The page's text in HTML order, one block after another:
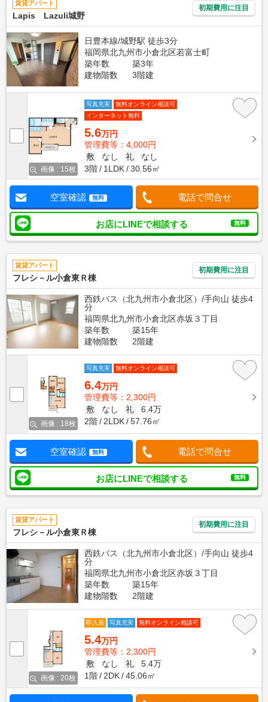
賃貸アパート
Lapis Lazuli城野
初期費用に注目
日豊本線/城野駅 徒歩3分
福岡県北九州市小倉北区若富士町
築年数
築3年
建物階数
3階建
画像 : 15枚
写真充実
無料オンライン相談可
インターネット無料
5.6万円
管理費等：4,000円
敷
なし 礼
なし
3階
1LDK 30.56㎡
空室確認 無料 電話で問合せ
お店にLINEで相談する 無料
賃貸アパート
フレシ－ル小倉東Ｒ棟
初期費用に注目
西鉄バス（北九州市小倉北区）/手向山 徒歩4
分
福岡県北九州市小倉北区赤坂３丁目
築年数
築15年
建物階数
2階建
画像 : 18枚
写真充実 無料オンライン相談可
6.4万円
管理費等：2,300円
敷
なし 礼
6.4万
2階
2LDK 57.76㎡
空室確認 無料 電話で問合せ
お店にLINEで相談する 無料
賃貸アパート
フレシ－ル小倉東Ｒ棟
初期費用に注目
西鉄バス（北九州市小倉北区）/手向山 徒歩4
分
福岡県北九州市小倉北区赤坂３丁目
築年数
築15年
建物階数
2階建
画像 : 20枚
即入居 写真充実 無料オンライン相談可
5.4万円
管理費等：2,300円
敷
なし 礼
5.4万
1階
2DK 45.06㎡